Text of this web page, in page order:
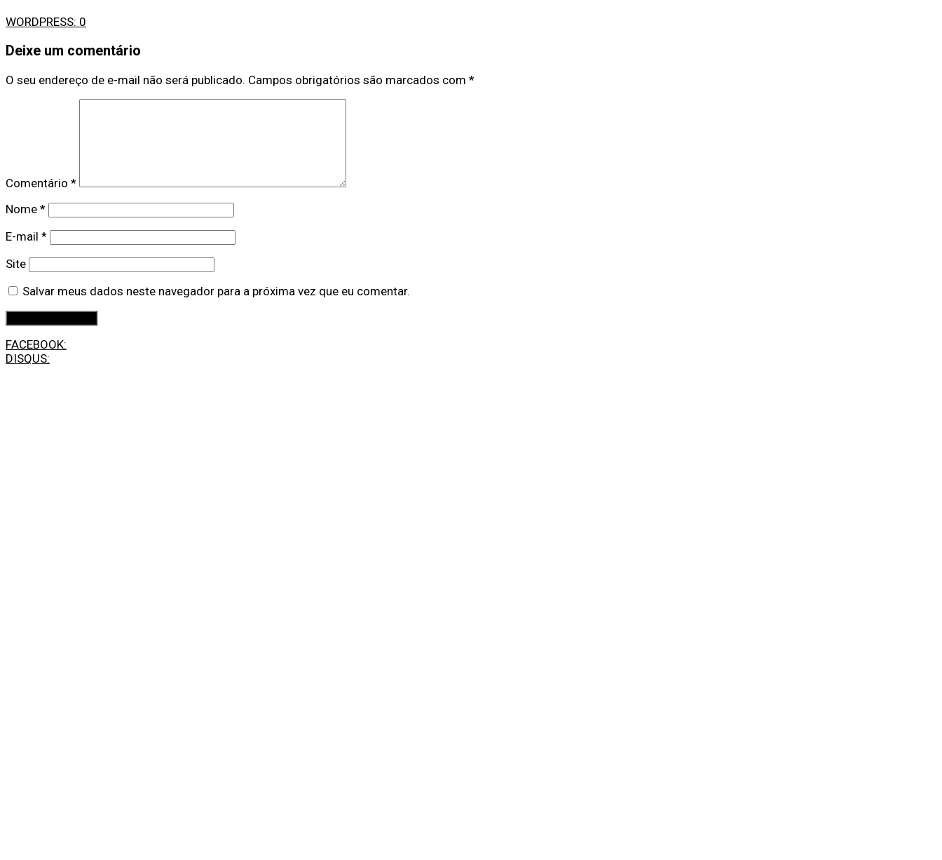
WORDPRESS: 0
Deixe um comentário
O seu endereço de e-mail não será publicado. Campos obrigatórios são marcados com *
Comentário *
Nome *
E-mail *
Site
Salvar meus dados neste navegador para a próxima vez que eu comentar.
FACEBOOK:
DISQUS: